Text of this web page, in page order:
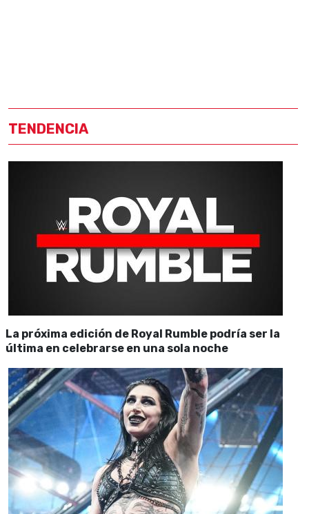
TENDENCIA
La próxima edición de Royal Rumble podría ser la
última en celebrarse en una sola noche